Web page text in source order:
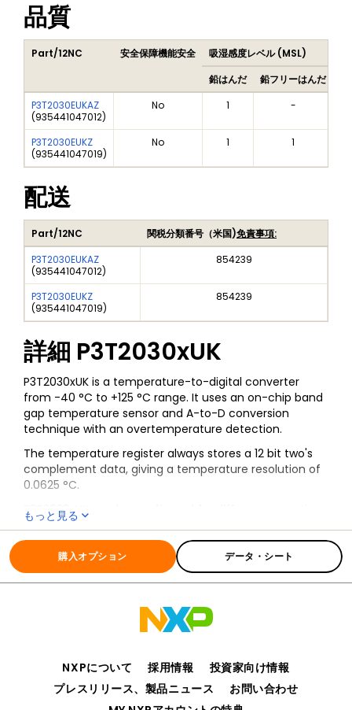
品質
Part/12NC 安全保障機能安全 吸湿感度レベル (MSL)
鉛はんだ
鉛フリーはんだ
P3T2030EUKAZ
(935441047012)
No 1 -
P3T2030EUKZ
(935441047019)
No 1 1
配送
Part/12NC 関税分類番号（米国)免責事項:
P3T2030EUKAZ
(935441047012)
854239
P3T2030EUKZ
(935441047019)
854239
詳細 P3T2030xUK
P3T2030xUK is a temperature-to-digital converter
from -40 °C to +125 °C range. It uses an on-chip band
gap temperature sensor and A-to-D conversion
technique with an overtemperature detection.
The temperature register always stores a 12 bit two's
complement data, giving a temperature resolution of
0.0625 °C.
P3T2030xUK can be configured for different operation
conditions: continuous conversion and one-shot. The
P3T2030xUK is available in WLCSP4 package and has 8
factory-programmed device address options.
もっと見る
全ての情報 P3T2030xUK
購入オプション データ・シート
NXPについて 採用情報
投資家向け情報
プレスリリース、製品ニュース
お問い合わせ